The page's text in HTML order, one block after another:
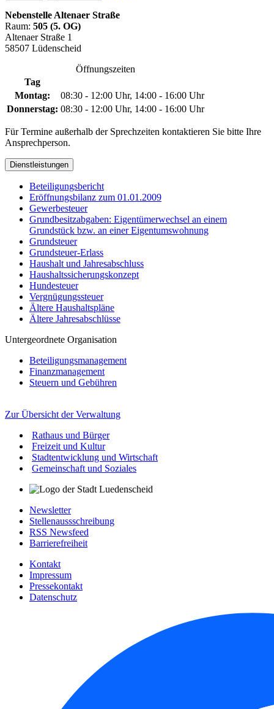
Nebenstelle Altenaer Straße
Raum: 505 (5. OG)
Altenaer Straße 1
58507 Lüdenscheid
Öffnungszeiten
Tag
Montag:
08:30 - 12:00 Uhr, 14:00 - 16:00 Uhr
Donnerstag: 08:30 - 12:00 Uhr, 14:00 - 16:00 Uhr
Für Termine außerhalb der Sprechzeiten kontaktieren Sie bitte Ihre
Ansprechperson.
Dienstleistungen
Beteiligungsbericht
Eröffnungsbilanz zum 01.01.2009
Gewerbesteuer
Grundbesitzabgaben: Eigentümerwechsel an einem
Grundstück bzw. an einer Eigentumswohnung
Grundsteuer
Grundsteuer-Erlass
Haushalt und Jahresabschluss
Haushaltssicherungskonzept
Hundesteuer
Vergnügungssteuer
Ältere Haushaltspläne
Ältere Jahresabschlüsse
Untergeordnete Organisation
Beteiligungsmanagement
Finanzmanagement
Steuern und Gebühren
Zur Übersicht der Verwaltung
Rathaus und Bürger
Freizeit und Kultur
Stadtentwicklung und Wirtschaft
Gemeinschaft und Soziales
Newsletter
Stellenaussschreibung
RSS Newsfeed
Barrierefreiheit
Kontakt
Impressum
Pressekontakt
Datenschutz